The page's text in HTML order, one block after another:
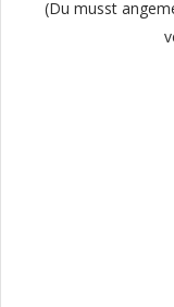
(Du musst